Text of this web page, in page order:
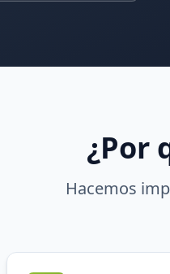
¿Por
Hacemos